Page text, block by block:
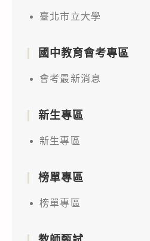
臺北市立大學
國中教育會考專區
會考最新消息
新生專區
新生專區
榜單專區
榜單專區